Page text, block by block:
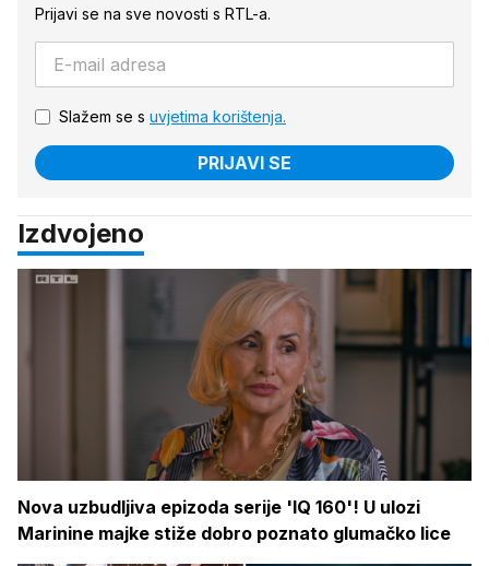
Prijavi se na sve novosti s RTL-a.
Slažem se s uvjetima korištenja.
PRIJAVI SE
Izdvojeno
Nova uzbudljiva epizoda serije 'IQ 160'! U ulozi
Marinine majke stiže dobro poznato glumačko lice